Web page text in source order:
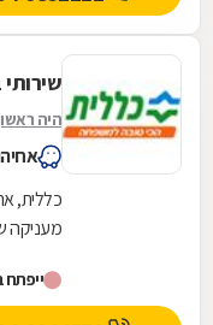
היה
כללית,
היווסדה -
ייפתח